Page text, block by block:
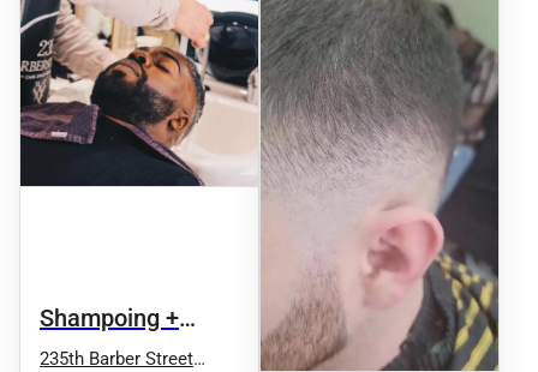
Shampoing +
Coupe + Coiffage
235th Barber Street